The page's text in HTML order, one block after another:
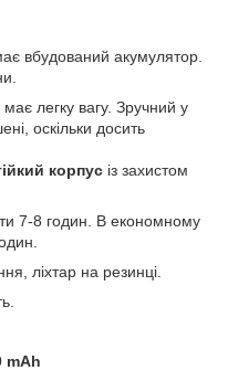
вбудований акумулятор.
легку вагу. Зручний у
оскільки досить
корпус із захистом
7-8 годин. В економному
ліхтар на резинці.
mAh